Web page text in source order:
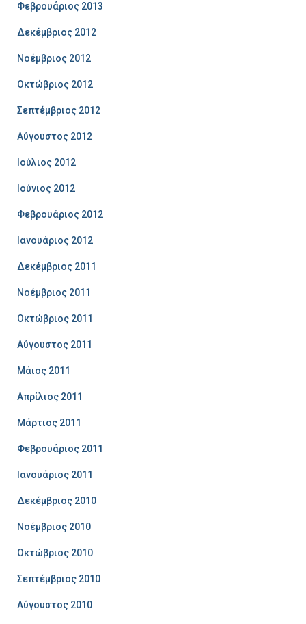
Φεβρουάριος 2013
Δεκέμβριος 2012
Νοέμβριος 2012
Οκτώβριος 2012
Σεπτέμβριος 2012
Αύγουστος 2012
Ιούλιος 2012
Ιούνιος 2012
Φεβρουάριος 2012
Ιανουάριος 2012
Δεκέμβριος 2011
Νοέμβριος 2011
Οκτώβριος 2011
Αύγουστος 2011
Μάιος 2011
Απρίλιος 2011
Μάρτιος 2011
Φεβρουάριος 2011
Ιανουάριος 2011
Δεκέμβριος 2010
Νοέμβριος 2010
Οκτώβριος 2010
Σεπτέμβριος 2010
Αύγουστος 2010